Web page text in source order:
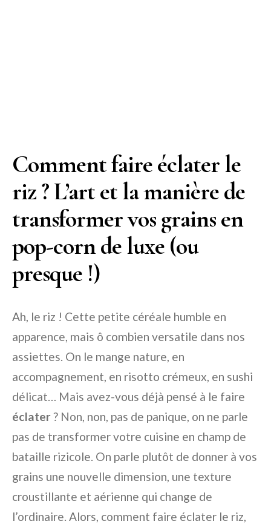
Comment faire éclater le
riz ? L’art et la manière de
transformer vos grains en
pop-corn de luxe (ou
presque !)
Ah, le riz ! Cette petite céréale humble en
apparence, mais ô combien versatile dans nos
assiettes. On le mange nature, en
accompagnement, en risotto crémeux, en sushi
délicat… Mais avez-vous déjà pensé à le faire
éclater ? Non, non, pas de panique, on ne parle
pas de transformer votre cuisine en champ de
bataille rizicole. On parle plutôt de donner à vos
grains une nouvelle dimension, une texture
croustillante et aérienne qui change de
l’ordinaire. Alors, comment faire éclater le riz,